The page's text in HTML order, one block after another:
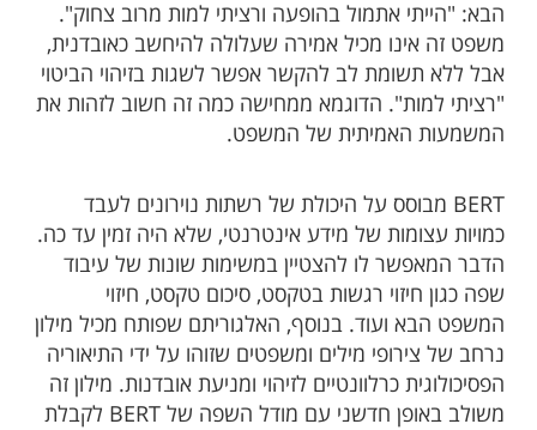
הבא: "הייתי אתמול בהופעה ורציתי למות מרוב צחוק".
משפט זה אינו מכיל אמירה שעלולה להיחשב כאובדנית,
אבל ללא תשומת לב להקשר אפשר לשגות בזיהוי הביטוי
"רציתי למות". הדוגמא ממחישה כמה זה חשוב לזהות את
המשמעות האמיתית של המשפט.
BERT מבוסס על היכולת של רשתות נוירונים לעבד
כמויות עצומות של מידע אינטרנטי, שלא היה זמין עד כה.
הדבר המאפשר לו להצטיין במשימות שונות של עיבוד
שפה כגון חיזוי רגשות בטקסט, סיכום טקסט, חיזוי
המשפט הבא ועוד. בנוסף, האלגוריתם שפותח מכיל מילון
נרחב של צירופי מילים ומשפטים שזוהו על ידי התיאוריה
הפסיכולוגית כרלוונטיים לזיהוי ומניעת אובדנות. מילון זה
משולב באופן חדשני עם מודל השפה של BERT לקבלת